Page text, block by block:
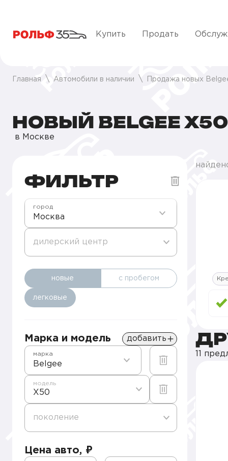
Купить Продать
Главная Автомобили в наличии Продажа новых
НОВЫЙ BELGEE X50
в Москве
ФИЛЬТР
Москва
город
дилерский центр
новые с пробегом
легковые
Марка и модель добавить
Belgee
марка
X50
модель
поколение
Цена авто, ₽
11